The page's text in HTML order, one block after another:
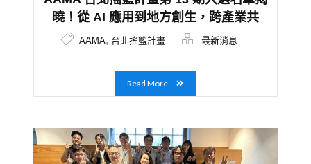
曉！從 AI 應用到地方創生，跨產業共
學，兼顧科技趨勢及永續創新
AAMA, 台北搖籃計畫 最新消息
Read More